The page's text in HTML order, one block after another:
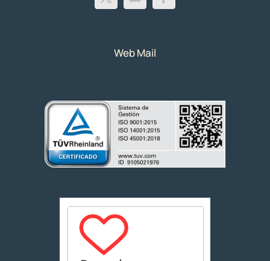
Web Mail